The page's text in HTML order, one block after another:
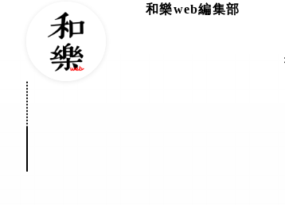
和樂web編集部